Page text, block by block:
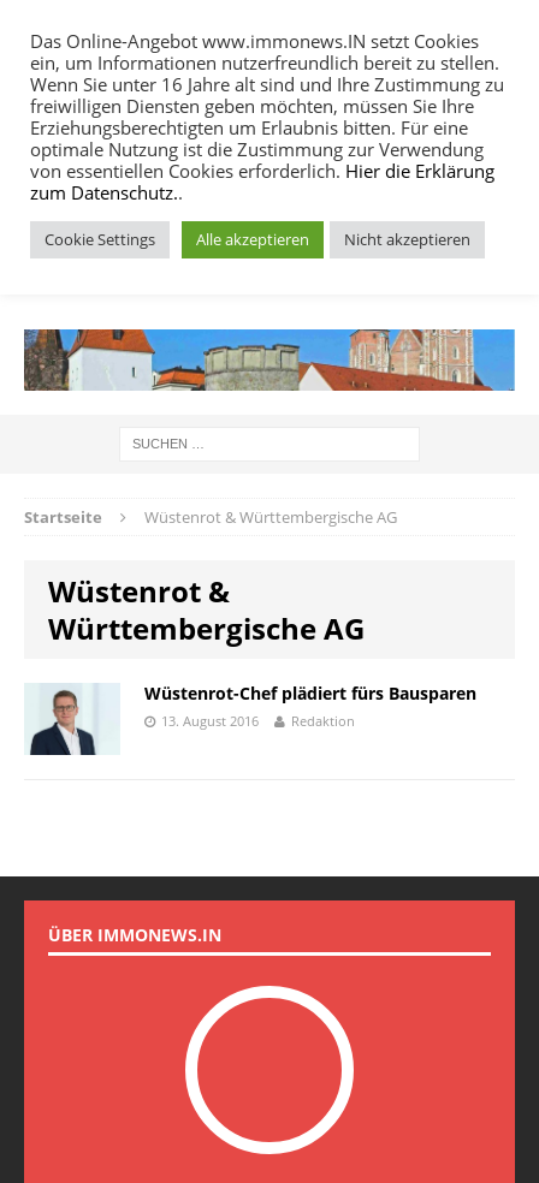
MENU
Startseite Wüstenrot & Württembergische AG
Wüstenrot &
Württembergische AG
Wüstenrot-Chef plädiert fürs Bausparen
13. August 2016 Redaktion
ÜBER IMMONEWS.IN
Das Online-Angebot www.immonews.IN setzt Cookies
ein, um Informationen nutzerfreundlich bereit zu stellen.
Wenn Sie unter 16 Jahre alt sind und Ihre Zustimmung zu
freiwilligen Diensten geben möchten, müssen Sie Ihre
Erziehungsberechtigten um Erlaubnis bitten. Für eine
optimale Nutzung ist die Zustimmung zur Verwendung
von essentiellen Cookies erforderlich. Hier die Erklärung
zum Datenschutz..
Cookie Settings Alle akzeptieren Nicht akzeptieren